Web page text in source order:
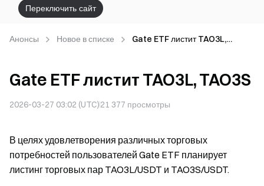
Переключить сайт
Анонсы Новое в списке
Gate ETF листит TAO3L,
Gate ETF листит TAO3L, TAO3S
2026-03-27 03:02 (UTC)21 377 просмотры
В целях удовлетворения различных торговых
потребностей пользователей Gate ETF планирует
листинг торговых пар TAO3L/USDT и TAO3S/USDT.